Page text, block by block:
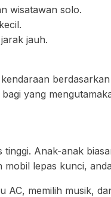
wisatawan solo.
jauh.
yang
Anak-anak
lepas kunci,
memilih musik,